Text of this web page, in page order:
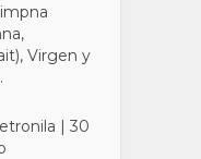
Virgen y
| 30